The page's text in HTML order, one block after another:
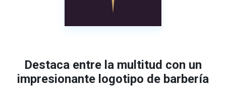
Destaca entre la multitud con un
impresionante logotipo de barbería